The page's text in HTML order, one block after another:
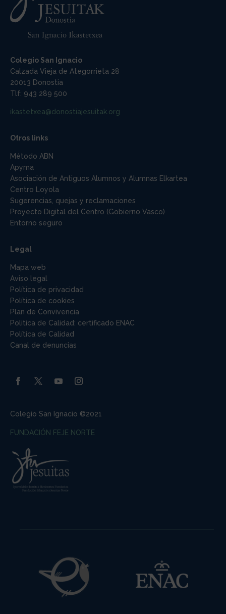
Colegio San Ignacio
Calzada Vieja de Ategorrieta 28
20013 Donostia
Tlf: 943 289 500
ikastetxea@donostiajesuitak.org
Otros links
Método ABN
Apyma
Asociación de Antiguos Alumnos y Alumnas Elkartea
Centro Loyola
Sugerencias, quejas y reclamaciones
Proyecto Digital del Centro (Gobierno Vasco)
Entorno seguro
Legal
Mapa web
Aviso legal
Política de privacidad
Política de cookies
Plan de Convivencia
Politica de Calidad: certificado ENAC
Política de Calidad
Canal de denuncias
Colegio San Ignacio ©2021
FUNDACIÓN FEJE NORTE